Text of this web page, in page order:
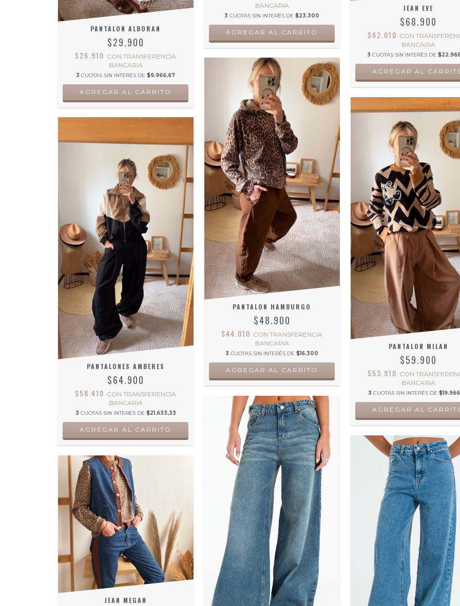
PANTALON ALBORAN
$29.900
$26.910 CON TRANSFERENCIA
BANCARIA
3 CUOTAS SIN INTERÉS DE $9.966,67
AGREGAR AL CARRITO
BANCARIA
3 CUOTAS SIN INTERÉS DE $23.300
AGREGAR AL CARRITO
JEAN EVE
$68.900
$62.010 CON
BANCARIA
3 CUOTAS SIN INTERÉS DE
AGREGAR AL
PANTALONES AMBERES
$64.900
$58.410 CON TRANSFERENCIA
BANCARIA
3 CUOTAS SIN INTERÉS DE $21.633,33
AGREGAR AL CARRITO
PANTALON HAMBURGO
$48.900
$44.010 CON TRANSFERENCIA
BANCARIA
3 CUOTAS SIN INTERÉS DE $16.300
AGREGAR AL CARRITO
PANTALON MILAN
$59.900
$53.910 CON
BANCARIA
3 CUOTAS SIN INTERÉS DE
AGREGAR AL
JEAN MEGAN